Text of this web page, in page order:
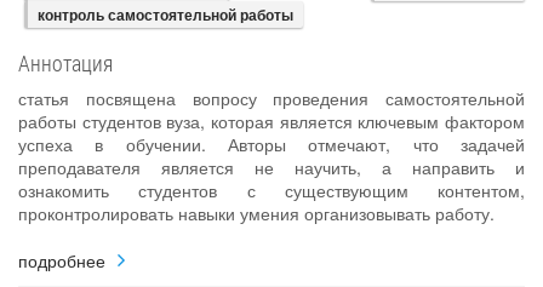
контроль самостоятельной работы
Аннотация
статья посвящена вопросу проведения самостоятельной
работы студентов вуза, которая является ключевым фактором
успеха в обучении. Авторы отмечают, что задачей
преподавателя является не научить, а направить и
ознакомить студентов с существующим контентом,
проконтролировать навыки умения организовывать работу.
подробнее